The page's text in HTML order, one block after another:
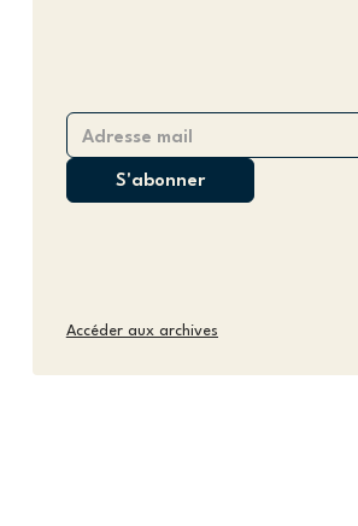
Accéder aux archives